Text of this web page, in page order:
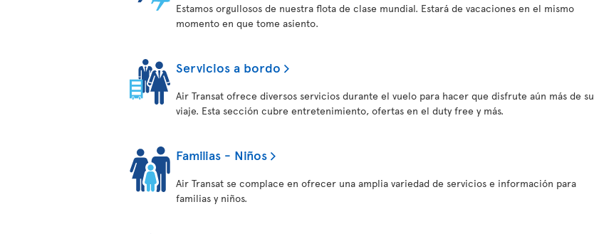
Estamos orgullosos de nuestra flota de clase mundial. Estará de vacaciones en el mismo
momento en que tome asiento.
Servicios a bordo
Air Transat ofrece diversos servicios durante el vuelo para hacer que disfrute aún más de su
viaje. Esta sección cubre entretenimiento, ofertas en el duty free y más.
Familias - Niños
Air Transat se complace en ofrecer una amplia variedad de servicios e información para
familias y niños.